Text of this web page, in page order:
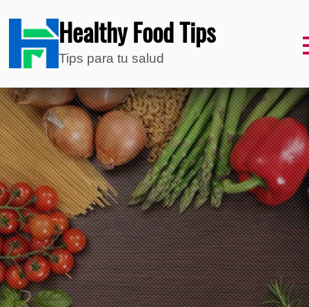
Healthy Food Tips
Tips para tu salud